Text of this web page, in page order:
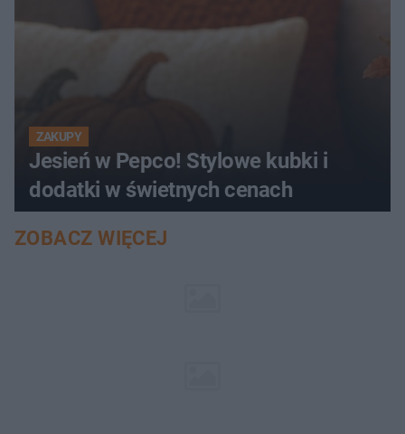
ZAKUPY
Jesień w Pepco! Stylowe kubki i
dodatki w świetnych cenach
ZOBACZ WIĘCEJ